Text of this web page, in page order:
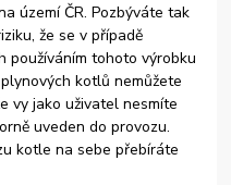
území ČR. Pozbýváte tak
že se v případě
používáním tohoto výrobku
kotlů nemůžete
vy jako uživatel nesmíte
uveden do provozu.
kotle na sebe přebíráte